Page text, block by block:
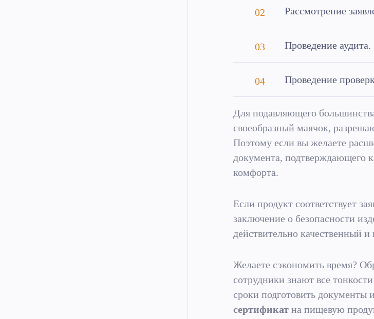
Рассмотрение
Проведение аудита.
Проведение
Для подавляющего
своеобразный маячок,
Поэтому если вы желаете
документа, подтверждающего
комфорта.
Если продукт соответствует
заключение о безопасности
действительно качественный
Желаете сэкономить время?
сотрудники знают все
сроки подготовить документы
сертификат на пищевую